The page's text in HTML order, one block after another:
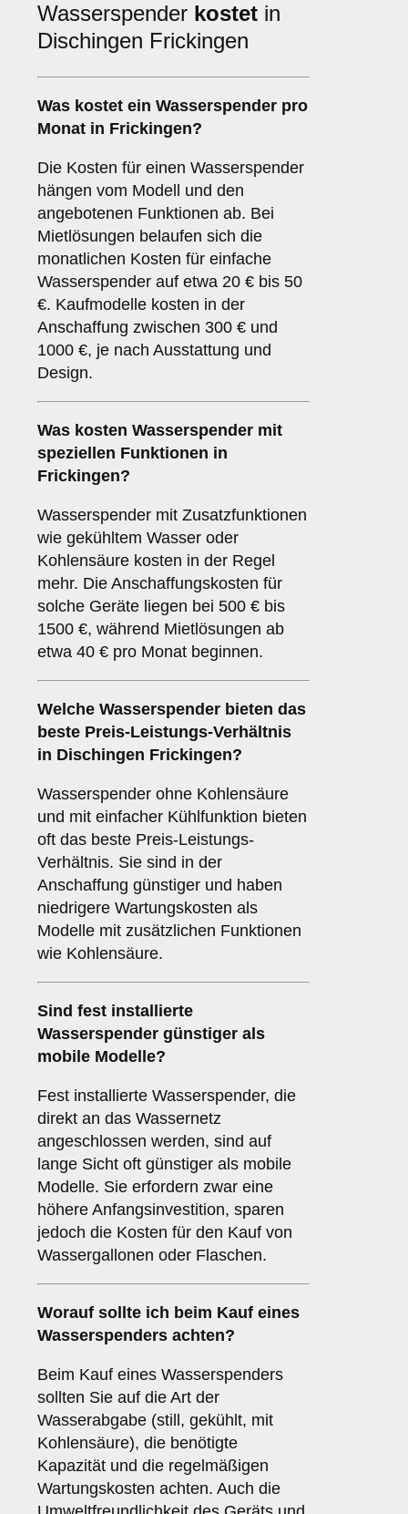
Wasserspender kostet in
Dischingen Frickingen
Was kostet ein Wasserspender pro
Monat in Frickingen?
Die Kosten für einen Wasserspender
hängen vom Modell und den
angebotenen Funktionen ab. Bei
Mietlösungen belaufen sich die
monatlichen Kosten für einfache
Wasserspender auf etwa 20 € bis 50
€. Kaufmodelle kosten in der
Anschaffung zwischen 300 € und
1000 €, je nach Ausstattung und
Design.
Was kosten Wasserspender mit
speziellen Funktionen in
Frickingen?
Wasserspender mit Zusatzfunktionen
wie gekühltem Wasser oder
Kohlensäure kosten in der Regel
mehr. Die Anschaffungskosten für
solche Geräte liegen bei 500 € bis
1500 €, während Mietlösungen ab
etwa 40 € pro Monat beginnen.
Welche Wasserspender bieten das
beste Preis-Leistungs-Verhältnis
in Dischingen Frickingen?
Wasserspender ohne Kohlensäure
und mit einfacher Kühlfunktion bieten
oft das beste Preis-Leistungs-
Verhältnis. Sie sind in der
Anschaffung günstiger und haben
niedrigere Wartungskosten als
Modelle mit zusätzlichen Funktionen
wie Kohlensäure.
Sind fest installierte
Wasserspender günstiger als
mobile Modelle?
Fest installierte Wasserspender, die
direkt an das Wassernetz
angeschlossen werden, sind auf
lange Sicht oft günstiger als mobile
Modelle. Sie erfordern zwar eine
höhere Anfangsinvestition, sparen
jedoch die Kosten für den Kauf von
Wassergallonen oder Flaschen.
Worauf sollte ich beim Kauf eines
Wasserspenders achten?
Beim Kauf eines Wasserspenders
sollten Sie auf die Art der
Wasserabgabe (still, gekühlt, mit
Kohlensäure), die benötigte
Kapazität und die regelmäßigen
Wartungskosten achten. Auch die